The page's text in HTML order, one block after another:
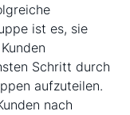
ist es, sie
Schritt durch
aufzuteilen.
nach